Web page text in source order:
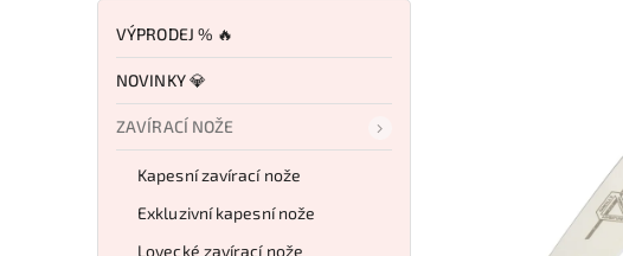
VÝPRODEJ % 🔥
NOVINKY 💎
ZAVÍRACÍ NOŽE
Kapesní zavírací nože
Exkluzivní kapesní nože
Lovecké zavírací nože